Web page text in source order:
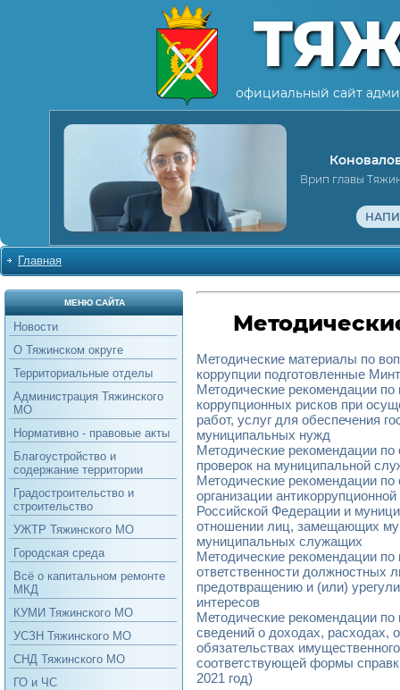
официальный сайт
Врип главы
Главная
МЕНЮ САЙТА
Новости
О Тяжинском округе
Территориальные отделы
Администрация Тяжинского
МО
Нормативно - правовые акты
Благоустройство и
содержание территории
Градостроительство и
строительство
УЖТР Тяжинского МО
Городская среда
Всё о капитальном ремонте
МКД
КУМИ Тяжинского МО
УСЗН Тяжинского МО
СНД Тяжинского МО
ГО и ЧС
Методические материалы по
коррупции подготовленные
Методические рекомендации
коррупционных рисков при
работ, услуг для обеспечения
муниципальных нужд
Методические рекомендации
проверок на муниципальной
Методические рекомендации
организации
Российской Федерации и
отношении лиц, замещающих
муниципальных служащих
Методические рекомендации по
ответственности должностных
предотвращению и (или)
интересов
Методические рекомендации
сведений о доходах, расходах,
обязательствах
соответствующей формы
2021 год)